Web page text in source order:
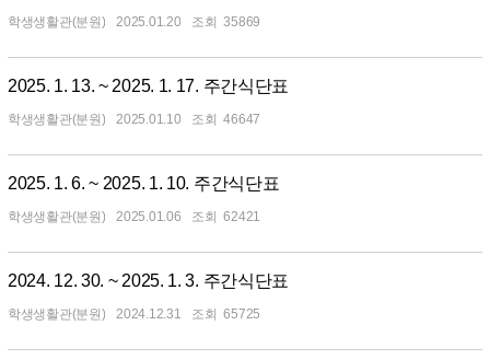
학생생활관(분원) 2025.01.20 35869
2025. 1. 13. ~ 2025. 1. 17. 주간식단표
학생생활관(분원) 2025.01.10 46647
2025. 1. 6. ~ 2025. 1. 10. 주간식단표
학생생활관(분원) 2025.01.06 62421
2024. 12. 30. ~ 2025. 1. 3. 주간식단표
학생생활관(분원) 2024.12.31 65725